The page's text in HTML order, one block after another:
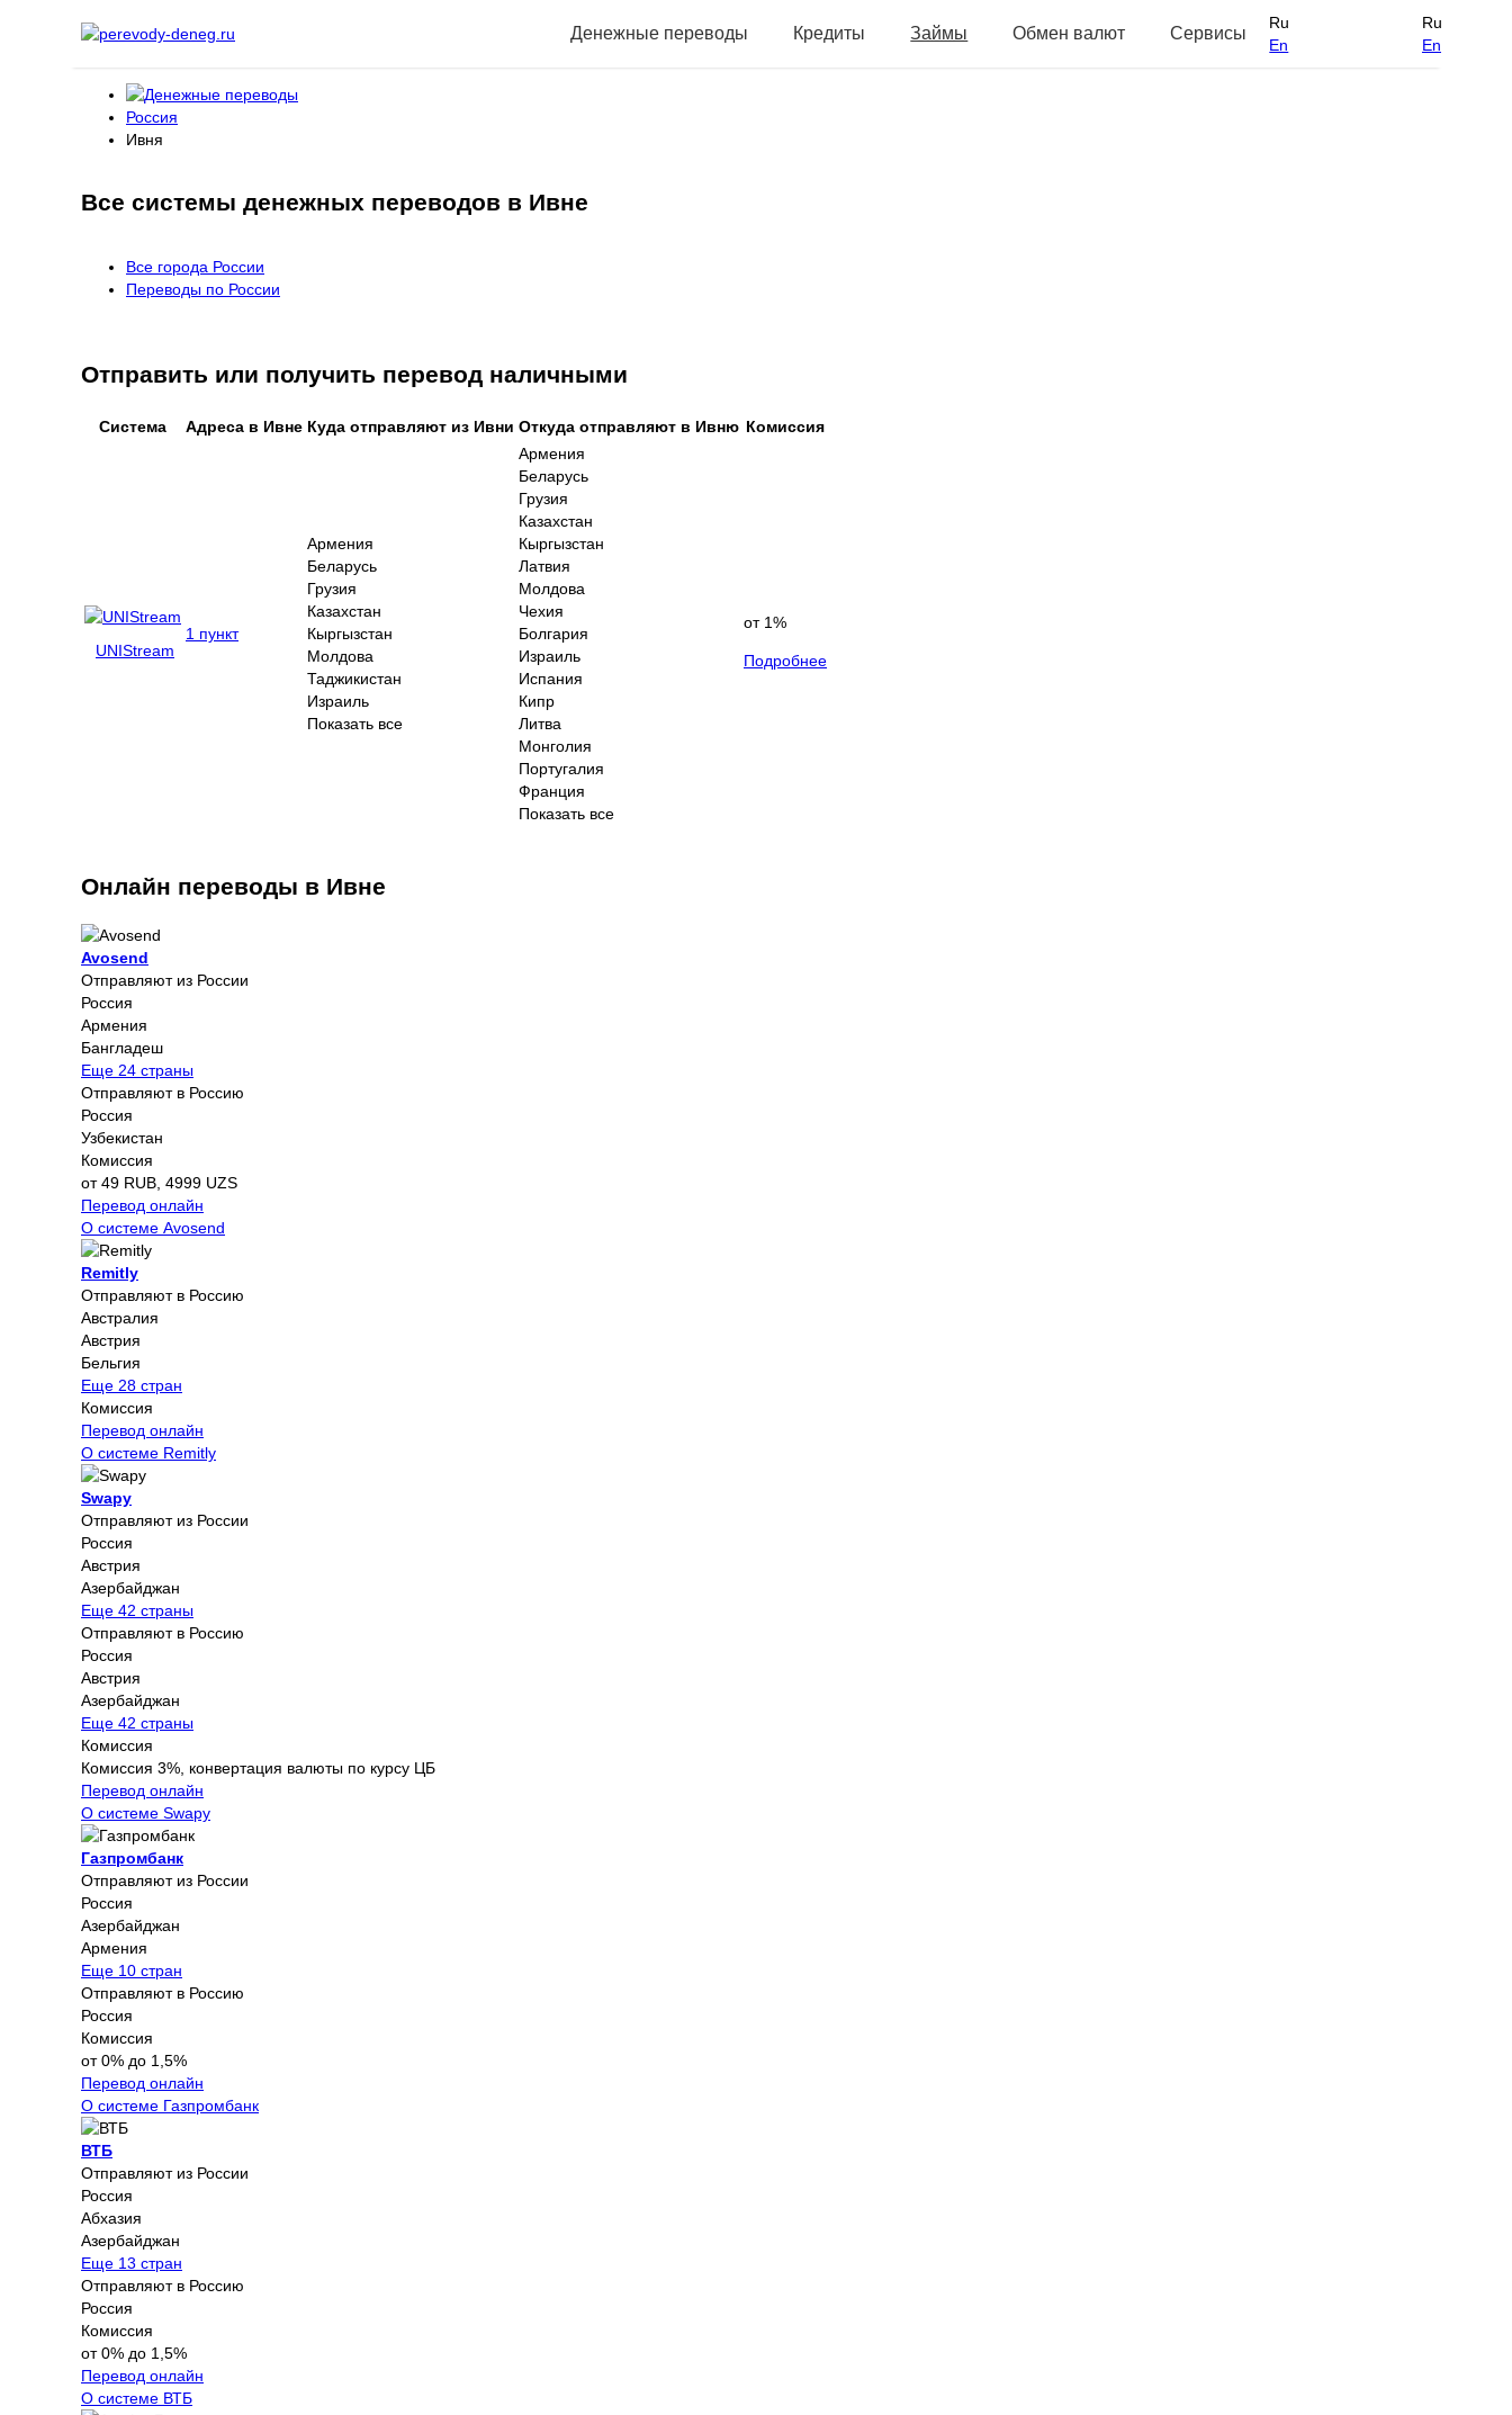
Денежные переводы Кредиты Займы Обмен валют Сервисы
Ru
En
Ru
En
Россия
Ивня
Все системы денежных переводов в Ивне
Все города России
Переводы по России
Отправить или получить перевод наличными
Система Адреса в Ивне Куда отправляют из Ивни Откуда отправляют в Ивню Комиссия
UNIStream
1 пункт
Армения
Беларусь
Грузия
Казахстан
Кыргызстан
Молдова
Таджикистан
Израиль
Показать все
Армения
Беларусь
Грузия
Казахстан
Кыргызстан
Латвия
Молдова
Чехия
Болгария
Израиль
Испания
Кипр
Литва
Монголия
Португалия
Франция
Показать все
от 1%
Подробнее
Онлайн переводы в Ивне
Avosend
Отправляют из России
Россия
Армения
Бангладеш
Еще 24 страны
Отправляют в Россию
Россия
Узбекистан
Комиссия
от 49 RUB, 4999 UZS
Перевод онлайн
О системе Avosend
Remitly
Отправляют в Россию
Австралия
Австрия
Бельгия
Еще 28 стран
Комиссия
Перевод онлайн
О системе Remitly
Swapy
Отправляют из России
Россия
Австрия
Азербайджан
Еще 42 страны
Отправляют в Россию
Россия
Австрия
Азербайджан
Еще 42 страны
Комиссия
Комиссия 3%, конвертация валюты по курсу ЦБ
Перевод онлайн
О системе Swapy
Газпромбанк
Отправляют из России
Россия
Азербайджан
Армения
Еще 10 стран
Отправляют в Россию
Россия
Комиссия
от 0% до 1,5%
Перевод онлайн
О системе Газпромбанк
ВТБ
Отправляют из России
Россия
Абхазия
Азербайджан
Еще 13 стран
Отправляют в Россию
Россия
Комиссия
от 0% до 1,5%
Перевод онлайн
О системе ВТБ